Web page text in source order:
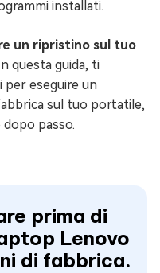
installati.
un ripristino sul tuo
questa guida, ti
eseguire un
sul tuo portatile,
passo.
prima di
Lenovo
di fabbrica.